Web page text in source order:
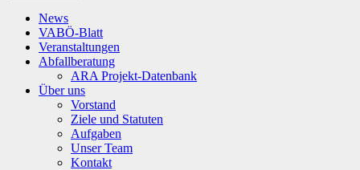
News
VABÖ-Blatt
Veranstaltungen
Abfallberatung
ARA Projekt-Datenbank
Über uns
Vorstand
Ziele und Statuten
Aufgaben
Unser Team
Kontakt